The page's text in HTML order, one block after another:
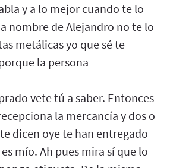
y a lo mejor cuando te lo
nombre de Alejandro no te lo
metálicas yo que sé te
la persona
vete tú a saber. Entonces
la mercancía y dos o
dicen oye te han entregado
mío. Ah pues mira sí que lo